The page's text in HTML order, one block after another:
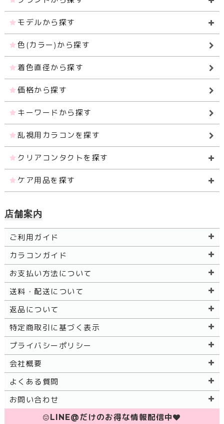
モデルから探す
色(カラー)から探す
着色直径から探す
価格から探す
キーワードから探す
乱視用カラコンを探す
クリアコンタクトを探す
ケア用品を探す
店舗案内
ご利用ガイド
カラコンガイド
お支払い方法について
送料・配送について
返品について
特定商取引に基づく表示
プライバシーポリシー
会社概要
よくある質問
お問い合わせ
LINE@だけのお得な情報配信中